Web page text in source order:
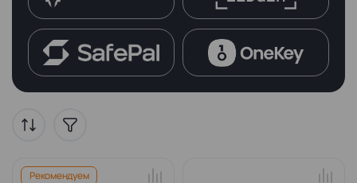
Рекомендуем